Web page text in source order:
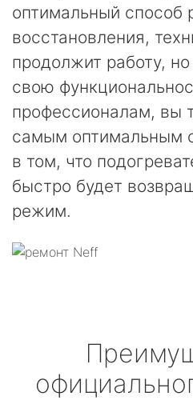
оптимальный способ
восстановления,
продолжит работу,
свою
профессионалам, вы
самым оптимальным
в том, что
быстро будет
режим.